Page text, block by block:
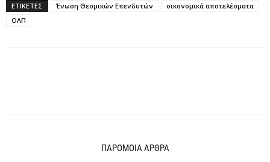
ΕΤΙΚΕΤΕΣ Ένωση Θεσμικών Επενδυτών
οικονομικά αποτελέσματα
ΟΛΠ
ΠΑΡΟΜΟΙΑ ΑΡΘΡΑ